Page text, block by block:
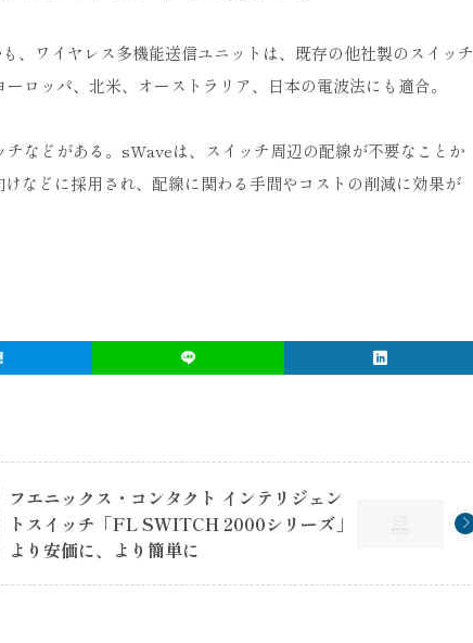
ワイヤレス多機能送信ユニットは、既存の他社製のスイッチ
ロッパ、北米、オーストラリア、日本の電波法にも適合。
などがある。sWaveは、スイッチ周辺の配線が不要なことか
などに採用され、配線に関わる手間やコストの削減に効果が
フエニックス・コンタクト インテリジェン
トスイッチ「FL SWITCH 2000シリーズ」
より安価に、より簡単に